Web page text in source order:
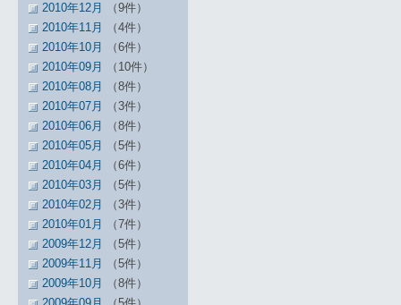
2010年12月
（9件）
2010年11月
（4件）
2010年10月
（6件）
2010年09月
（10件）
2010年08月
（8件）
2010年07月
（3件）
2010年06月
（8件）
2010年05月
（5件）
2010年04月
（6件）
2010年03月
（5件）
2010年02月
（3件）
2010年01月
（7件）
2009年12月
（5件）
2009年11月
（5件）
2009年10月
（8件）